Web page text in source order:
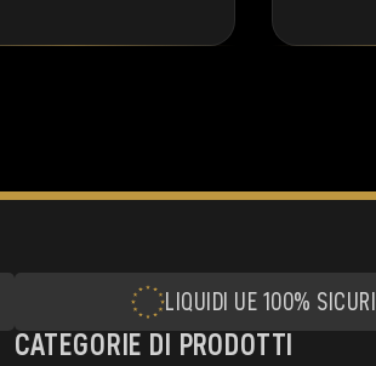
LIQUIDI UE 100% SICURI
CATEGORIE DI PRODOTTI